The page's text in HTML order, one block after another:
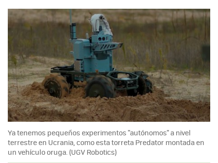
Ya tenemos pequeños experimentos "autónomos" a nivel
terrestre en Ucrania, como esta torreta Predator montada en
un vehículo oruga. (UGV Robotics)